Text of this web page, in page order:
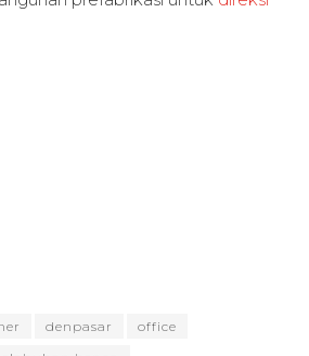
denpasar
office